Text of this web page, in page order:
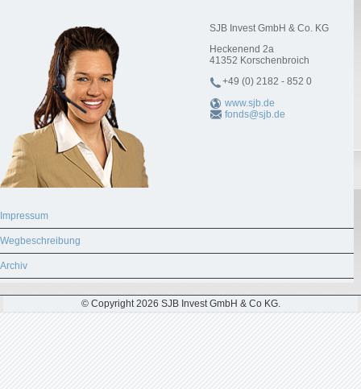
SJB Invest GmbH & Co. KG
Heckenend 2a
41352 Korschenbroich
+49 (0) 2182 - 852 0
www.sjb.de
fonds@sjb.de
Impressum
Wegbeschreibung
Archiv
© Copyright 2026 SJB Invest GmbH & Co KG.